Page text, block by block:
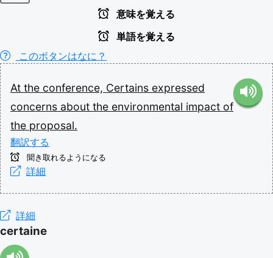
意味を覚える
単語を覚える
このボタンはなに？
At the conference, Certains expressed
concerns about the environmental impact of
the proposal.
翻訳する
聞き取れるようになる
詳細
詳細
certaine